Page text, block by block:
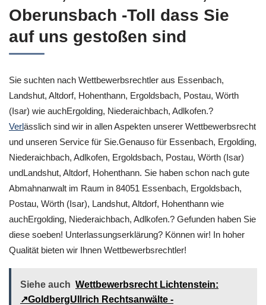
Oberunsbach -Toll dass Sie
auf uns gestoßen sind
Sie suchten nach Wettbewerbsrechtler aus Essenbach,
Landshut, Altdorf, Hohenthann, Ergoldsbach, Postau, Wörth
(Isar) wie auchErgolding, Niederaichbach, Adlkofen.?
Verlässlich sind wir in allen Aspekten unserer Wettbewerbsrecht
und unseren Service für Sie.Genauso für Essenbach, Ergolding,
Niederaichbach, Adlkofen, Ergoldsbach, Postau, Wörth (Isar)
undLandshut, Altdorf, Hohenthann. Sie haben schon nach gute
Abmahnanwalt im Raum in 84051 Essenbach, Ergoldsbach,
Postau, Wörth (Isar), Landshut, Altdorf, Hohenthann wie
auchErgolding, Niederaichbach, Adlkofen.? Gefunden haben Sie
diese soeben! Unterlassungserklärung? Können wir! In hoher
Qualität bieten wir Ihnen Wettbewerbsrechtler!
Siehe auch Wettbewerbsrecht Lichtenstein:
↗GoldbergUllrich Rechtsanwälte -